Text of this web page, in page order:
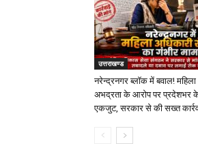
उत्तराखण्ड
नरेन्द्रनगर ब्लॉक में बवाल!
अभद्रता के आरोप पर प्रदेशभर
एकजुट, सरकार से की सख्त